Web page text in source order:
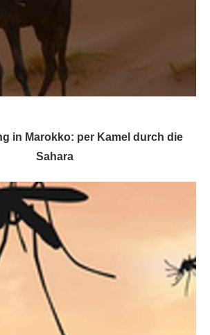
in Marokko: per Kamel durch die
Sahara